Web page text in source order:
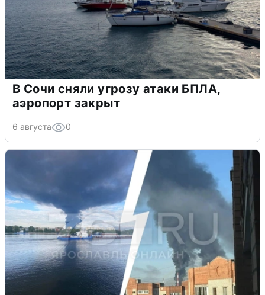
В Сочи сняли угрозу атаки БПЛА,
аэропорт закрыт
6 августа 0